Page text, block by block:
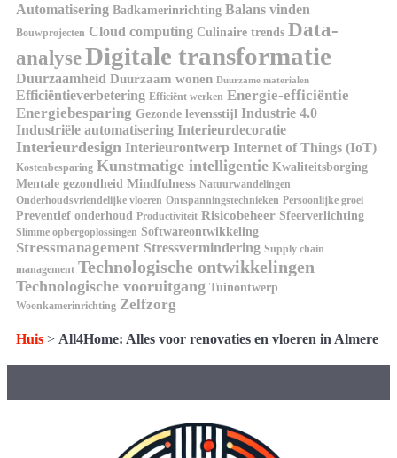
Automatisering Badkamerinrichting Balans vinden
Bouwprojecten Cloud computing Culinaire trends Data-
analyseDigitale transformatie
Duurzaamheid Duurzaam wonen Duurzame materialen
Efficiëntieverbetering Efficiënt werken Energie-efficiëntie
Energiebesparing Gezonde levensstijl Industrie 4.0
Industriële automatisering Interieurdecoratie
Interieurdesign Interieurontwerp Internet of Things (IoT)
Kostenbesparing Kunstmatige intelligentie Kwaliteitsborging
Mentale gezondheid Mindfulness Natuurwandelingen
Onderhoudsvriendelijke vloeren Ontspanningstechnieken Persoonlijke groei
Preventief onderhoud Productiviteit Risicobeheer Sfeerverlichting
Slimme opbergoplossingen Softwareontwikkeling
Stressmanagement Stressvermindering Supply chain
management Technologische ontwikkelingen
Technologische vooruitgang Tuinontwerp
Woonkamerinrichting Zelfzorg
Huis > All4Home: Alles voor renovaties en vloeren in Almere